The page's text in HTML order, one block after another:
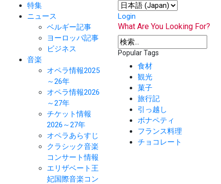
特集
ニュース
ベルギー記事
ヨーロッパ記事
ビジネス
音楽
オペラ情報2025
～26年
オペラ情報2026
～27年
チケット情報
2026～27年
オペラあらすじ
クラシック音楽
コンサート情報
エリザベート王
妃国際音楽コン
Login
What Are You Looking For?
Popular Tags
食材
観光
菓子
旅行記
引っ越し
ボナペティ
フランス料理
チョコレート